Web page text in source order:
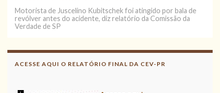
Motorista de Juscelino Kubitschek foi atingido por bala de
revólver antes do acidente, diz relatório da Comissão da
Verdade de SP
ACESSE AQUI O RELATÓRIO FINAL DA CEV-PR
CNV
Leia, divulgue!